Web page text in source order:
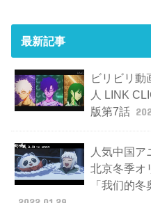
最新記事
ビリビリ動
人 LINK
版第7話
人気中国ア
北京冬季オ
「我们的